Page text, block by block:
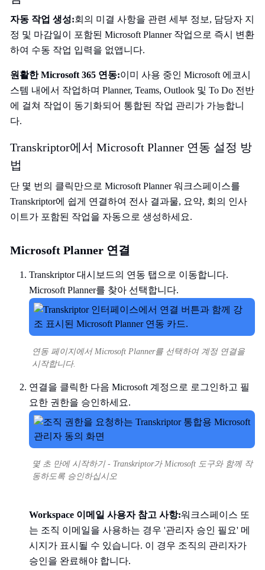
자동 작업 생성:회의 미결 사항을 관련 세부 정보, 담당자 지
정 및 마감일이 포함된 Microsoft Planner 작업으로 즉시 변환
하여 수동 작업 입력을 없앱니다.
원활한 Microsoft 365 연동:이미 사용 중인 Microsoft 에코시
스템 내에서 작업하며 Planner, Teams, Outlook 및 To Do 전반
에 걸쳐 작업이 동기화되어 통합된 작업 관리가 가능합니
다.
Transkriptor에서 Microsoft Planner 연동 설정 방
법
단 몇 번의 클릭만으로 Microsoft Planner 워크스페이스를
Transkriptor에 쉽게 연결하여 전사 결과물, 요약, 회의 인사
이트가 포함된 작업을 자동으로 생성하세요.
Microsoft Planner 연결
Transkriptor 대시보드의 연동 탭으로 이동합니다.
Microsoft Planner를 찾아 선택합니다.
연동 페이지에서 Microsoft Planner를 선택하여 계정 연결을
시작합니다.
연결을 클릭한 다음 Microsoft 계정으로 로그인하고 필
요한 권한을 승인하세요.
몇 초 만에 시작하기 - Transkriptor가 Microsoft 도구와 함께 작
동하도록 승인하십시오
Workspace 이메일 사용자 참고 사항:워크스페이스 또
는 조직 이메일을 사용하는 경우 '관리자 승인 필요' 메
시지가 표시될 수 있습니다. 이 경우 조직의 관리자가
승인을 완료해야 합니다.